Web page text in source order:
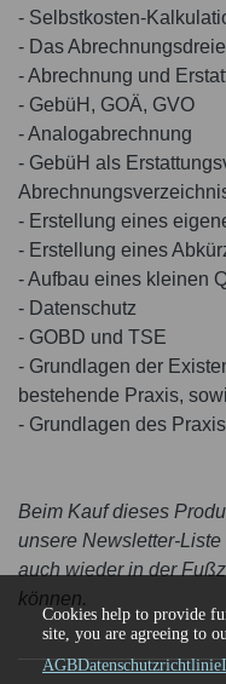
- Selbstkosten-
- Das
- Abrechnung und
- GebüH, GOÄ, GVO
- Analogabrechnung
- GebüH als
- Erstellung eines
- Erstellung eines
- Aufbau eines kleinen
- Datenschutz
- GOBD und TSE
- Grundlagen der
bestehende Praxis,
- Grundlagen des
Beim Kauf dieses
unsere Newsletter-
auch wieder in der
können.
Cookies help to provide
site, you are agreeing to
AGBDatenschutzrichtlinie